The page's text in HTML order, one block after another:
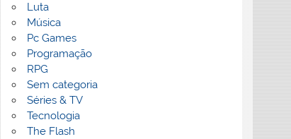
Luta
Música
Pc Games
Programação
RPG
Sem categoria
Séries & TV
Tecnologia
The Flash